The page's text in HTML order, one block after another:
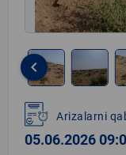
1
of
8
keyboard_arrow_left
Arizalarni
05.06.2026